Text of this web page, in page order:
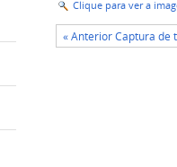
Clique para ver a
« Anterior Captura de